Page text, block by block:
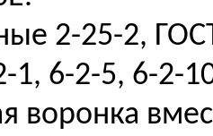
2-25-2,
1, 6-2-5, 6-2-
воронка